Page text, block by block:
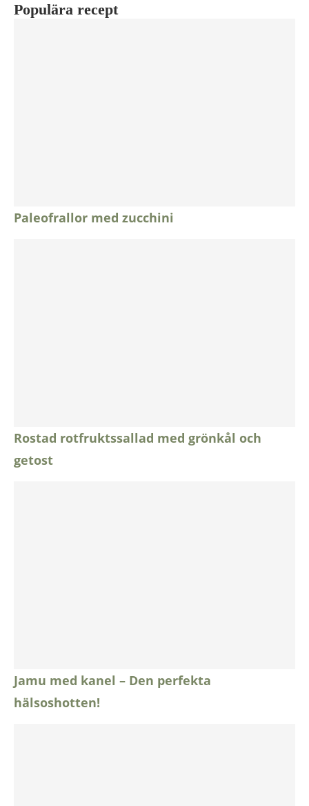
Populära recept
Paleofrallor med zucchini
Rostad rotfruktssallad med grönkål och
getost
Jamu med kanel – Den perfekta
hälsoshotten!